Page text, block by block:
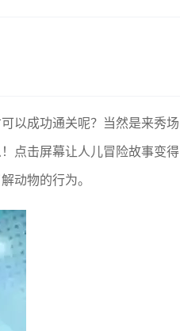
以成功通关呢？当然是来秀场
点击屏幕让人儿冒险故事变得
动物的行为。